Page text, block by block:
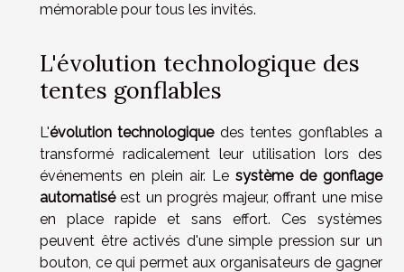
mémorable pour tous les invités.
L'évolution technologique des
tentes gonflables
L'évolution technologiquedes tentes gonflables a
transformé radicalement leur utilisation lors des
événements en plein air. Le système de gonflage
automatiséest un progrès majeur, offrant une mise
en place rapide et sans effort. Ces systèmes
peuvent être activés d'une simple pression sur un
bouton, ce qui permet aux organisateurs de gagner